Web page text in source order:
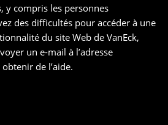
y compris les personnes
des difficultés pour accéder à une
du site Web de VanEck,
un e-mail à l’adresse
de l’aide.